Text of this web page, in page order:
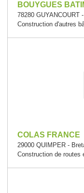
BOUYGUES
78280 GUYANCOURT
Construction d'autres
COLAS FRANCE
29000 QUIMPER -
Construction de routes